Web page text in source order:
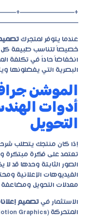
عندما يتوفر لمتجرك تصميم
خصيصاً لتناسب طبيعة
انخفاضاً حاداً في تكلفة
البصرية التي يفضلونها
الموشن
أدوات
التحويل
إذا كان منتجك يتطلب
تعتمد على فكرة مبتكرة
الصور الثابتة وحدها قد لا
الفيديوهات الإعلانية
معدلات التحويل ومضاعفة
الاستثمار في تصميم